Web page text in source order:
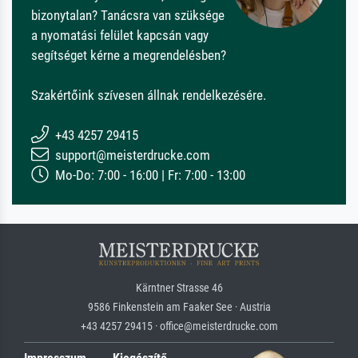
bizonytalan? Tanácsra van szüksége
a nyomatási felület kapcsán vagy
segítséget kérne a megrendelésben?
Szakértőink szívesen állnak rendelkezésére.
+43 4257 29415
support@meisterdrucke.com
Mo-Do: 7:00 - 16:00 | Fr: 7:00 - 13:00
Kärntner Strasse 46
9586 Finkenstein am Faaker See · Austria
+43 4257 29415 · office@meisterdrucke.com